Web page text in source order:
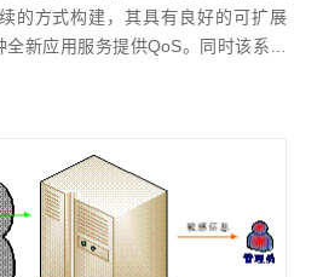
的方式构建，其具有良好的可扩展
新应用服务提供QoS。同时该系统
SIP，将为服务供应商部署下一代实